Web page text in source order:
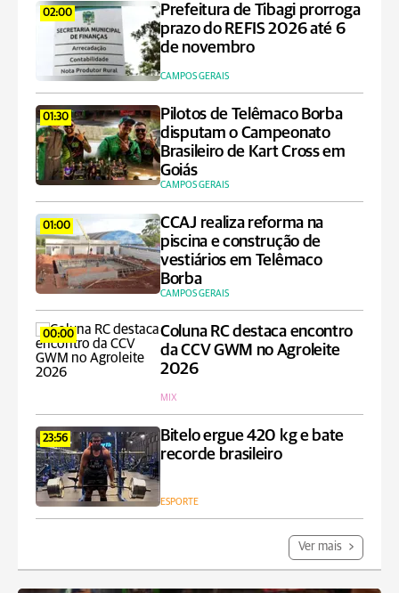
02:00
Prefeitura de Tibagi prorroga
prazo do REFIS 2026 até 6
de novembro
CAMPOS GERAIS
01:30
Pilotos de Telêmaco Borba
disputam o Campeonato
Brasileiro de Kart Cross em
Goiás
CAMPOS GERAIS
01:00
CCAJ realiza reforma na
piscina e construção de
vestiários em Telêmaco
Borba
CAMPOS GERAIS
00:00
Coluna RC destaca encontro
da CCV GWM no Agroleite
2026
MIX
23:56
Bitelo ergue 420 kg e bate
recorde brasileiro
ESPORTE
Ver mais